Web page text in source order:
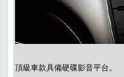
頂級車款具備硬碟影音平台。